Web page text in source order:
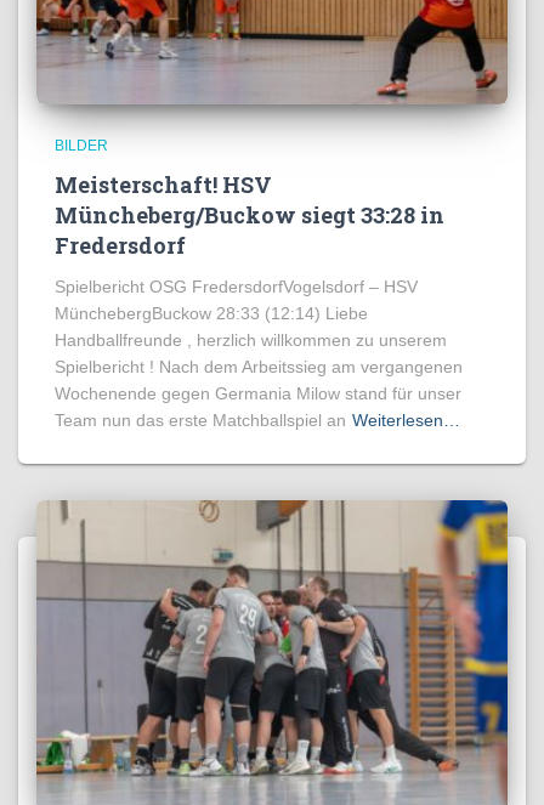
BILDER
Meisterschaft! HSV
Müncheberg/Buckow siegt 33:28 in
Fredersdorf
Spielbericht OSG FredersdorfVogelsdorf – HSV
MünchebergBuckow 28:33 (12:14) Liebe
Handballfreunde , herzlich willkommen zu unserem
Spielbericht ! Nach dem Arbeitssieg am vergangenen
Wochenende gegen Germania Milow stand für unser
Team nun das erste Matchballspiel an Weiterlesen…